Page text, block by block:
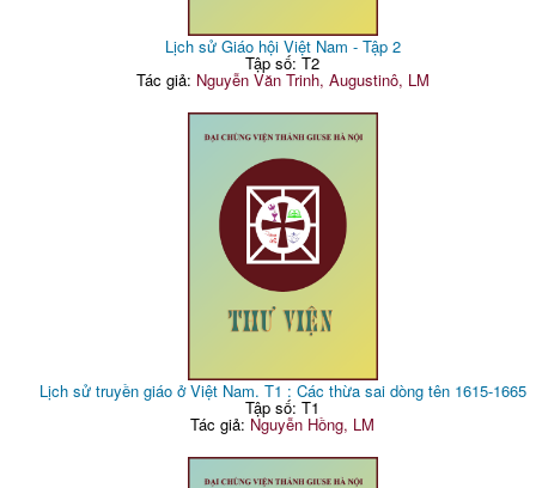
Lịch sử Giáo hội Việt Nam - Tập 2
Tập số: T2
Tác giả: Nguyễn Văn Trinh, Augustinô, LM
Lịch sử truyền giáo ở Việt Nam. T1 : Các thừa sai dòng tên 1615-1665
Tập số: T1
Tác giả: Nguyễn Hồng, LM